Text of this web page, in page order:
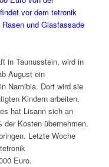
in Taunusstein, wird in
August ein
Namibia. Dort wird sie
Kindern arbeiten.
hat Lisann sich an
der Kosten übernehmen.
Letzte Woche
Euro.